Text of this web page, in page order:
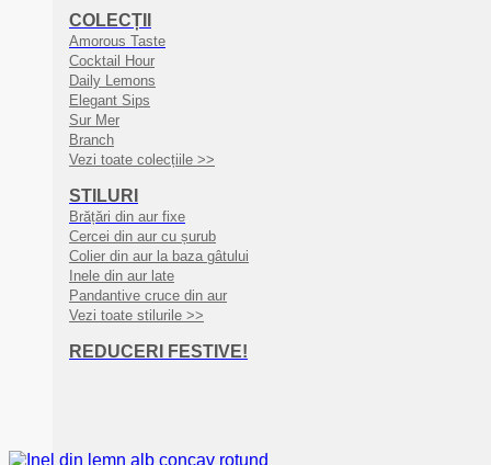
COLECȚII
Amorous Taste
Cocktail Hour
Daily Lemons
Elegant Sips
Sur Mer
Branch
Vezi toate colecțiile >>
STILURI
Brățări din aur fixe
Cercei din aur cu șurub
Colier din aur la baza gâtului
Inele din aur late
Pandantive cruce din aur
Vezi toate stilurile >>
REDUCERI FESTIVE!